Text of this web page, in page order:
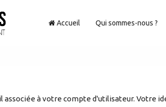
Accueil Qui sommes-nous ?
associée à votre compte d'utilisateur. Votre